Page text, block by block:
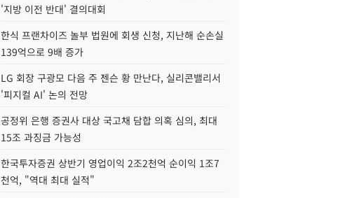
'지방 이전 반대' 결의대회
한식 프랜차이즈 놀부 법원에 회생 신청, 지난해 순손실
139억으로 9배 증가
LG 회장 구광모 다음 주 젠슨 황 만난다, 실리콘밸리서
'피지컬 AI' 논의 전망
공정위 은행 증권사 대상 국고채 담합 의혹 심의, 최대
15조 과징금 가능성
한국투자증권 상반기 영업이익 2조2천억 순이익 1조7
천억, "역대 최대 실적"